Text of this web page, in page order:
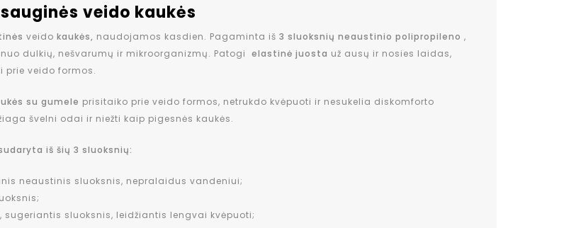
veido kaukės
veido kaukės, naudojamos kasdien. Pagaminta iš 3 sluoksnių neaustinio polipropileno ,
dulkių, nešvarumų ir mikroorganizmų. Patogi elastinė juosta už ausų ir nosies laidas,
prie veido formos.
su gumele prisitaiko prie veido formos, netrukdo kvėpuoti ir nesukelia diskomforto
švelni odai ir niežti kaip pigesnės kaukės.
iš šių 3 sluoksnių:
neaustinis sluoksnis, nepralaidus vandeniui;
sugeriantis sluoksnis, leidžiantis lengvai kvėpuoti;